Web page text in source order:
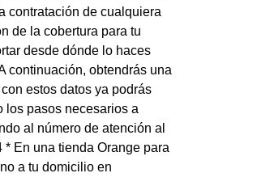
contratación de cualquiera
de la cobertura para tu
desde dónde lo haces
continuación, obtendrás una
estos datos ya podrás
los pasos necesarios a
al número de atención al
En una tienda Orange para
a tu domicilio en